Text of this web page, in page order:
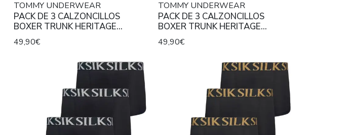
TOMMY UNDERWEAR
PACK DE 3 CALZONCILLOS
BOXER TRUNK HERITAGE
STRETCH MID RISE NEGRO,
VERDE Y AZUL
49,90€
TOMMY UNDERWEAR
PACK DE 3 CALZONCILLOS
BOXER TRUNK HERITAGE
STRETCH COTTON MID RISE
ROJO, AZUL ROYAL Y GRIS
49,90€